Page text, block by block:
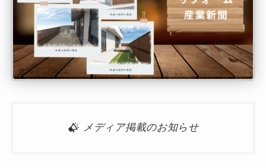
メディア掲載のお知らせ